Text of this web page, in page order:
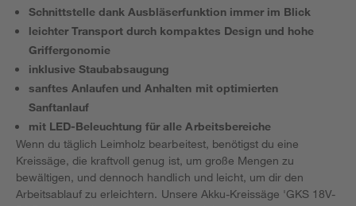
Schnittstelle dank Ausbläserfunktion immer im Blick
leichter Transport durch kompaktes Design und hohe
Griffergonomie
inklusive Staubabsaugung
sanftes Anlaufen und Anhalten mit optimierten
Sanftanlauf
mit LED-Beleuchtung für alle Arbeitsbereiche
Wenn du täglich Leimholz bearbeitest, benötigst du eine
Kreissäge, die kraftvoll genug ist, um große Mengen zu
bewältigen, und dennoch handlich und leicht, um dir den
Arbeitsablauf zu erleichtern. Unsere Akku-Kreissäge 'GKS 18V-